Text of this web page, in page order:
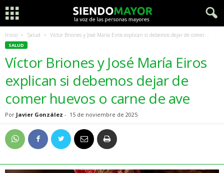
Inicio Salud Víctor Briones y José María Eiros explican si debemos dejar de comer...
SALUD
Víctor Briones y José María Eiros
explican si debemos dejar de
comer huevos o carne de ave
Por Javier González - 15 de noviembre de 2025